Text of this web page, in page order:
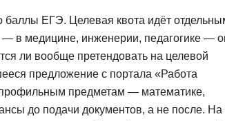
баллы ЕГЭ. Целевая квота идёт
— в медицине, инженерии, педагогике —
ли вообще претендовать на целевой
предложение с портала «Работа
предметам — математике,
до подачи документов, а не после. На